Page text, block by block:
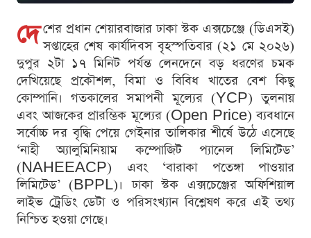
দে শের প্রধান শেয়ারবাজার ঢাকা স্টক এক্সচেঞ্জে (ডিএসই)
সপ্তাহের শেষ কার্যদিবস বৃহস্পতিবার (২১ মে ২০২৬)
দুপুর ২টা ১৭ মিনিট পর্যন্ত লেনদেনে বড় ধরণের চমক
দেখিয়েছে প্রকৌশল, বিমা ও বিবিধ খাতের বেশ কিছু
কোম্পানি। গতকালের সমাপনী মূল্যের (YCP) তুলনায়
এবং আজকের প্রারম্ভিক মূল্যের (Open Price) ব্যবধানে
সর্বোচ্চ দর বৃদ্ধি পেয়ে গেইনার তালিকার শীর্ষে উঠে এসেছে
‘নাহী অ্যালুমিনিয়াম কম্পোজিট প্যানেল লিমিটেড’
(NAHEEACP) এবং ‘বারাকা পতেঙ্গা পাওয়ার
লিমিটেড’ (BPPL)। ঢাকা স্টক এক্সচেঞ্জের অফিশিয়াল
লাইভ ট্রেডিং ডেটা ও পরিসংখ্যান বিশ্লেষণ করে এই তথ্য
নিশ্চিত হওয়া গেছে।